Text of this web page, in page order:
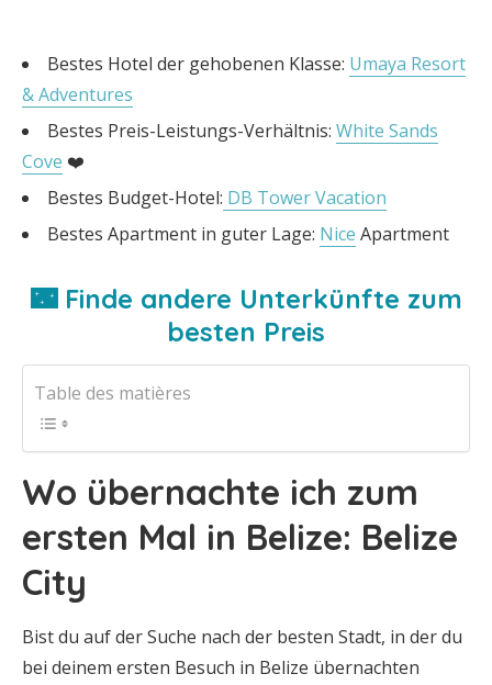
Bestes Hotel der gehobenen Klasse: Umaya Resort
& Adventures
Bestes Preis-Leistungs-Verhältnis: White Sands
Cove ❤️
Bestes Budget-Hotel: DB Tower Vacation
Bestes Apartment in guter Lage: Nice Apartment
🌃 Finde andere Unterkünfte zum
besten Preis
Table des matières
Wo übernachte ich zum
ersten Mal in Belize: Belize
City
Bist du auf der Suche nach der besten Stadt, in der du
bei deinem ersten Besuch in Belize übernachten